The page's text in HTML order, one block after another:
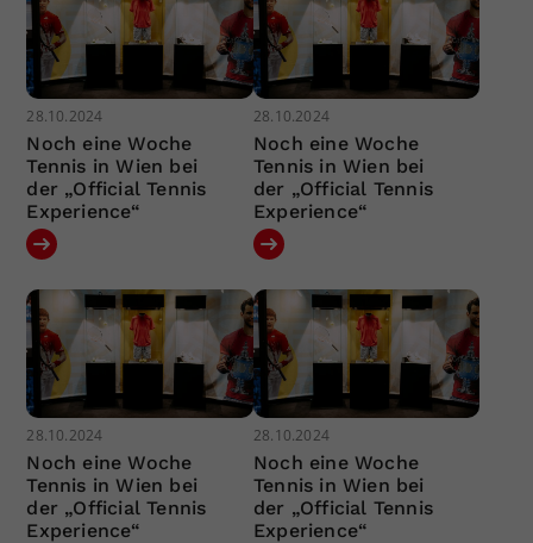
28.10.2024
Noch eine Woche
Tennis in Wien bei
der „Official Tennis
Experience“
28.10.2024
Noch eine Woche
Tennis in Wien bei
der „Official Tennis
Experience“
28.10.2024
Noch eine Woche
Tennis in Wien bei
der „Official Tennis
Experience“
28.10.2024
Noch eine Woche
Tennis in Wien bei
der „Official Tennis
Experience“